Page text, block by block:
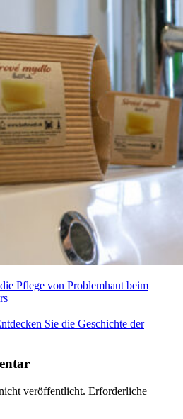
Pflege von Problemhaut beim
Sie die Geschichte der
veröffentlicht. Erforderliche